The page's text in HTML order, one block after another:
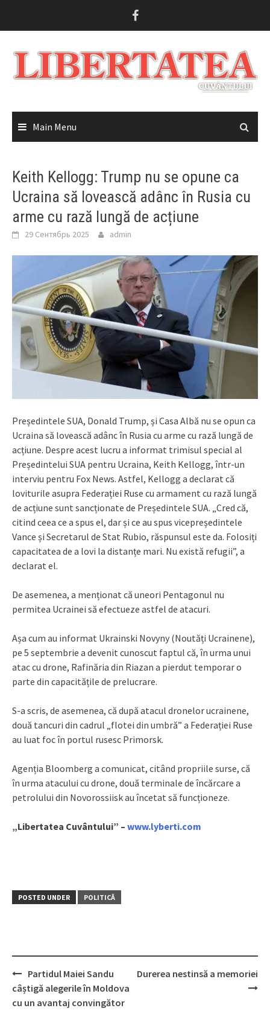
Main Menu
Keith Kellogg: Trump nu se opune ca
Ucraina să lovească adânc în Rusia cu
arme cu rază lungă de acțiune
29 Сентябрь 2025 admin
Președintele SUA, Donald Trump, și Casa Albă nu se opun ca
Ucraina să lovească adânc în Rusia cu arme cu rază lungă de
acțiune. Despre acest lucru a informat trimisul special al
Președintelui SUA pentru Ucraina, Keith Kellogg, într-un
interviu pentru Fox News. Astfel, Kellogg a declarat că
loviturile asupra Federației Ruse cu armament cu rază lungă
de acțiune sunt sancționate de Președintele SUA. „Cred că,
citind ceea ce a spus el, dar și ce au spus vicepreședintele
Vance și Secretarul de Stat Rubio, răspunsul este da. Folosiți
capacitatea de a lovi la distanțe mari. Nu există refugii”, a
declarat el.
De asemenea, a menționat că uneori Pentagonul nu
permitea Ucrainei să efectueze astfel de atacuri.
Așa cum au informat Ukrainski Novyny (Noutăți Ucrainene),
pe 5 septembrie a devenit cunoscut faptul că, în urma unui
atac cu drone, Rafinăria din Riazan a pierdut temporar o
parte din capacitățile de prelucrare.
S-a scris, de asemenea, că după atacul dronelor ucrainene,
două tancuri din cadrul „flotei din umbră” a Federației Ruse
au luat foc în portul rusesc Primorsk.
Agenția Bloomberg a comunicat, citând propriile surse, că
în urma atacului cu drone, două terminale de încărcare a
petrolului din Novorossiisk au încetat să funcționeze.
„Libertatea Cuvântului” – www.lyberti.com
POSTED UNDER POLITICĂ
Post
navigation
Partidul Maiei Sandu
câștigă alegerile în Moldova
cu un avantaj convingător
Durerea nestinsă a memoriei